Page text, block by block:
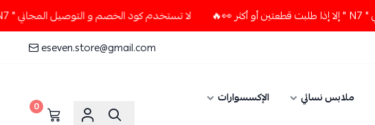
لا تستخدم كود الخصم و التوصيل المجاني " N7 " إلا إذا طلبت قطعتين أو أكثر 👀🔥
eseven.store@gmail.com
ملابس نسائي
الإكسسوارات
0